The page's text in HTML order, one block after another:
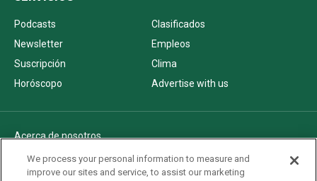
Podcasts
Clasificados
Newsletter
Empleos
Suscripción
Clima
Horóscopo
Advertise with us
Acerca de nosotros
Politica de privacidad
Pautas Editoriales
We process your personal information to measure and
improve our sites and service, to assist our marketing